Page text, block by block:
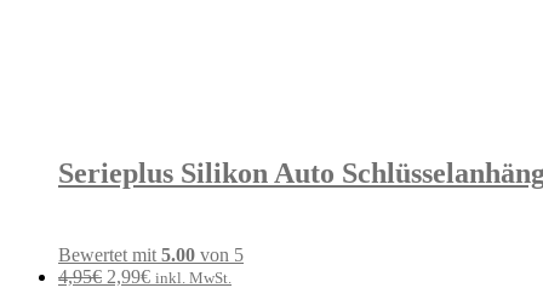
Serieplus Silikon Auto
Bewertet mit 5.00 von 5
4,95€ Ursprünglicher
2,99€Aktueller
inkl. MwSt.